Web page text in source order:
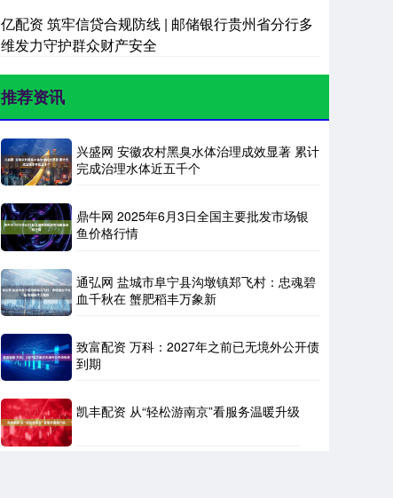
亿配资 筑牢信贷合规防线 | 邮储银行贵州省分行多
维发力守护群众财产安全
推荐资讯
兴盛网 安徽农村黑臭水体治理成效显著 累计
完成治理水体近五千个
鼎牛网 2025年6月3日全国主要批发市场银
鱼价格行情
通弘网 盐城市阜宁县沟墩镇郑飞村：忠魂碧
血千秋在 蟹肥稻丰万象新
致富配资 万科：2027年之前已无境外公开债
到期
凯丰配资 从“轻松游南京”看服务温暖升级